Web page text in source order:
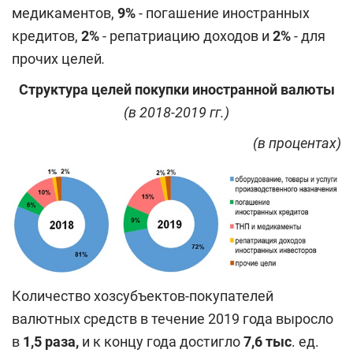
медикаментов, 9%- погашение иностранных
кредитов, 2%- репатриацию доходов и 2%- для
прочих целей.
Структура целей покупки иностранной валюты
(в 2018-2019 гг.)
(в процентах)
Количество хозсубъектов-покупателей
валютных средств в течение 2019 года выросло
в 1,5 раза, и к концу года достигло7,6 тыс. ед.